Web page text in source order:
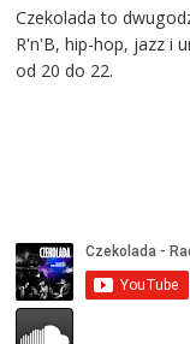
Czekolada to
R'n'B, hip-hop, jazz i
od 20 do 22.